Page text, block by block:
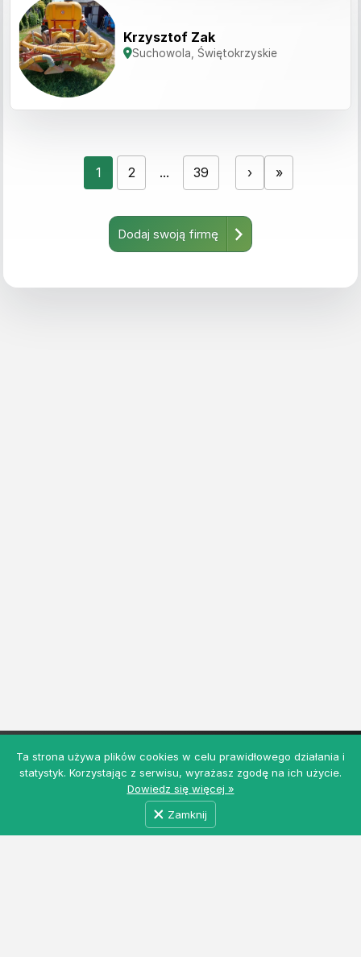
Krzysztof Zak
Suchowola, Świętokrzyskie
1 2 ... 39 › »
Dodaj swoją firmę
Ta strona używa plików cookies w celu prawidłowego działania i
statystyk. Korzystając z serwisu, wyrażasz zgodę na ich użycie.
Dowiedz się więcej »
Zamknij